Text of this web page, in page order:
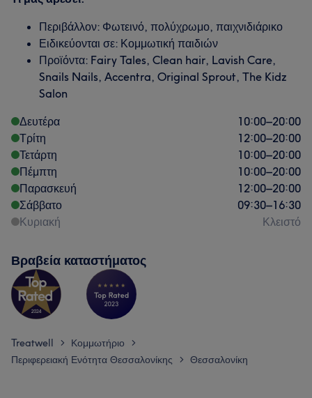
Περιβάλλον: Φωτεινό, πολύχρωμο, παιχνιδιάρικο
Ειδικεύονται σε: Κομμωτική παιδιών
Προϊόντα: Fairy Tales, Clean hair, Lavish Care,
Snails Nails, Accentra, Original Sprout, The Kidz
Salon
Δευτέρα
10:00–20:00
Τρίτη
12:00–20:00
Τετάρτη
10:00–20:00
Πέμπτη
10:00–20:00
Παρασκευή
12:00–20:00
Σάββατο
09:30–16:30
Κυριακή
Κλειστό
Βραβεία καταστήματος
Treatwell > Κομμωτήριο >
Περιφερειακή Ενότητα Θεσσαλονίκης > Θεσσαλονίκη